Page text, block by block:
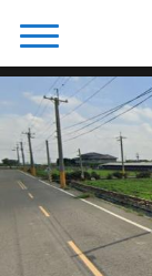
2026 台北降價好